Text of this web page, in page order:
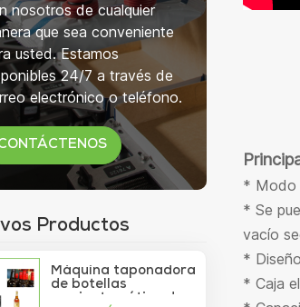
nosotros de cualquier
que sea conveniente
usted. Estamos
24/7 a través de
electrónico o teléfono.
Productos
Máquina taponadora
de botellas
semiautomática de
* Modo
* Se
vacío
*
* Caja